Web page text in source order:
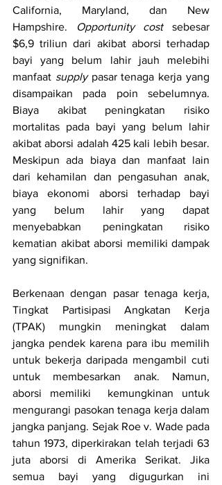
California, Maryland, dan New
Hampshire.
Opportunity cost sebesar
$6,9 triliun dari akibat aborsi terhadap
bayi yang belum lahir jauh melebihi
manfaat supply pasar tenaga kerja yang
disampaikan pada poin sebelumnya.
Biaya akibat peningkatan risiko
mortalitas pada bayi yang belum lahir
akibat aborsi adalah 425 kali lebih besar.
Meskipun ada biaya dan manfaat lain
dari kehamilan dan pengasuhan anak,
biaya ekonomi aborsi terhadap bayi
yang belum lahir yang dapat
menyebabkan peningkatan risiko
kematian akibat aborsi memiliki dampak
yang signifikan.
Berkenaan dengan pasar tenaga kerja,
Tingkat Partisipasi Angkatan Kerja
(TPAK) mungkin meningkat dalam
jangka pendek karena para ibu memilih
untuk bekerja daripada mengambil cuti
untuk membesarkan anak. Namun,
aborsi memiliki  kemungkinan untuk
mengurangi pasokan tenaga kerja dalam
jangka panjang. Sejak Roe v. Wade pada
tahun 1973, diperkirakan telah terjadi 63
juta aborsi di Amerika Serikat. Jika
semua bayi yang digugurkan ini